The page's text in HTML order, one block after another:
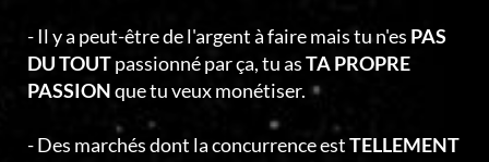
- Il y a peut-être de l'argent à faire mais tu n'es PAS
DU TOUTpassionné par ça, tu asTA PROPRE
PASSIONque tu veux monétiser.
- Des marchés dont la concurrence estTELLEMENT